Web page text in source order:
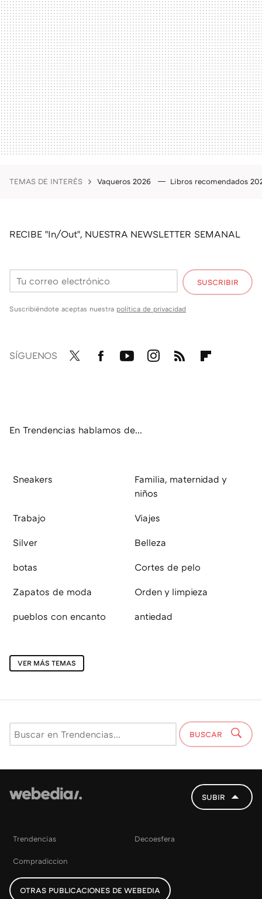
TEMAS DE INTERÉS Vaqueros 2026 Libros recomendados
RECIBE "In/Out", NUESTRA NEWSLETTER SEMANAL
SUSCRIBIR
Suscribiéndote aceptas nuestra política de privacidad
SÍGUENOS
En Trendencias hablamos de...
Sneakers
Familia, maternidad y
niños
Trabajo Viajes
Silver Belleza
botas Cortes de pelo
Zapatos de moda Orden y limpieza
pueblos con encanto antiedad
VER MÁS TEMAS
BUSCAR
SUBIR
Trendencias Decoesfera
Compradiccion
OTRAS PUBLICACIONES DE WEBEDIA